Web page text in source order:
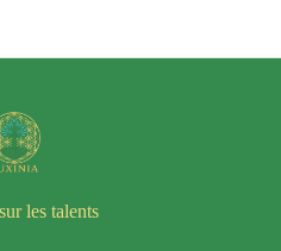
les talents